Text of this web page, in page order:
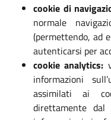
cookie di
normale
(permettendo, ad
autenticarsi per
cookie analytics:
informazioni
assimilati ai
direttamente